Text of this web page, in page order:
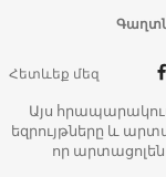
Հետևեք մեզ
Այս
եզրույթները և
որ